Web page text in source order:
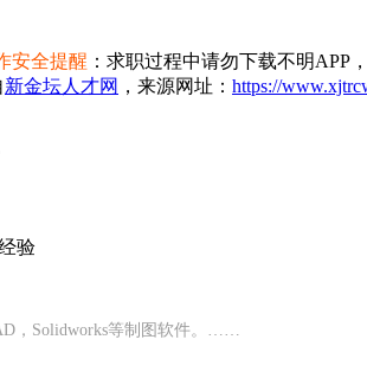
安全提醒 ：求职过程中请勿下载不明
新金坛人才网 ，来源网址： https://
验
，Solidworks等制图软件。……